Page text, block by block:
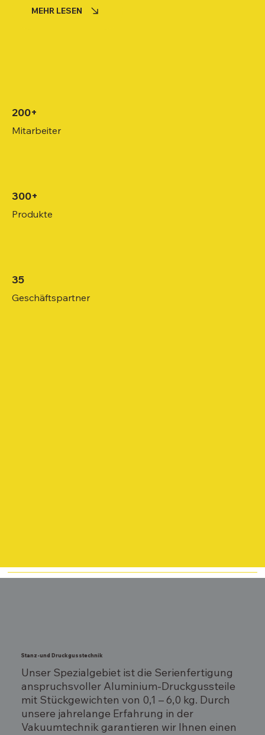
MEHR LESEN
200+
Mitarbeiter
300+
Produkte
35
Geschäftspartner
Stanz-und Druckgusstechnik
Unser Spezialgebiet ist die Serienfertigung
anspruchsvoller Aluminium-Druckgussteile
mit Stückgewichten von 0,1 – 6,0 kg. Durch
unsere jahrelange Erfahrung in der
Vakuumtechnik garantieren wir Ihnen einen